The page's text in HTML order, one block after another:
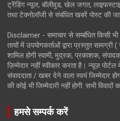
ट्रेंडिंग न्यूज, बॉलीवुड, खेल जगत,
तथा टेक्नोलॉजी से संबंधित खबरें पोस्ट की
Disclaimer - समाचार से सम्बंधित किसी
तत्वों में उपयोगकर्ताओं द्वारा प्रस्तुत सामग्री
शामिल होगी स्वामी, मुद्रक, प्रकाशक,
ज़िम्मेदार नहीं स्वीकार करता है। न्यूज़
संवाददाता / खबर देने वाला स्वयं जिम्मेदार
की कोई भी जिम्मेदारी नहीं होगी. सभी विवादों
हमसे सम्पर्क करें